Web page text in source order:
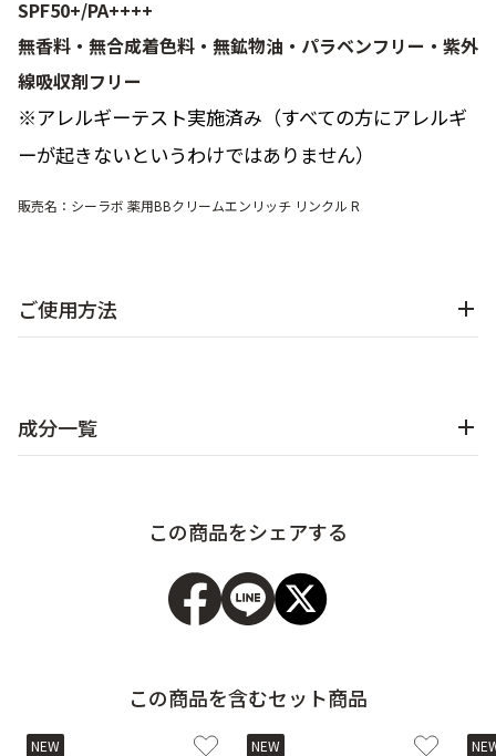
SPF50+/PA++++
無香料・無合成着色料・無鉱物油・パラベンフリー・紫外
線吸収剤フリー
※アレルギーテスト実施済み（すべての方にアレルギ
ーが起きないというわけではありません）
販売名：シーラボ 薬用BBクリームエンリッチ リンクル R
ご使用方法
成分一覧
この商品をシェアする
この商品を含むセット商品
NEW NEW